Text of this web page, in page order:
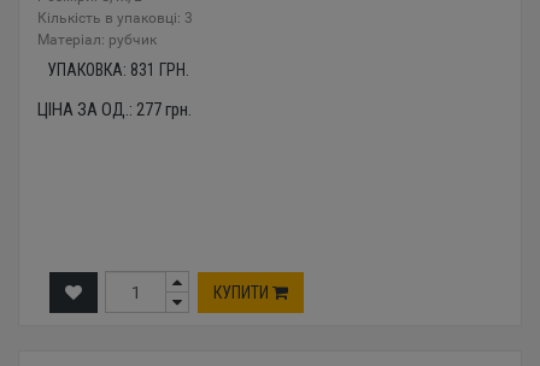
Кількість в упаковці: 3
Mатеріал: рубчик
УПАКОВКА: 831 ГРН.
ЦІНА ЗА ОД.: 277грн.
КУПИТИ